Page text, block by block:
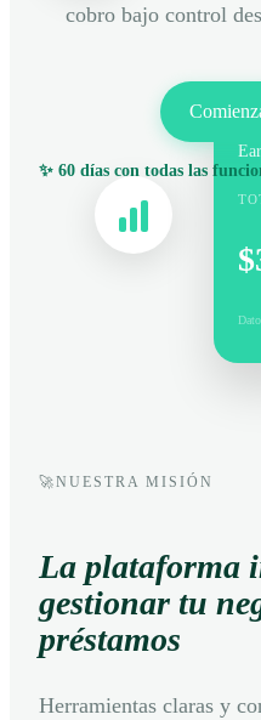
cobro bajo control
✨ 60 días con todas las
🚀NUESTRA MISIÓN
La plataforma
gestionar tu
préstamos
Herramientas claras y